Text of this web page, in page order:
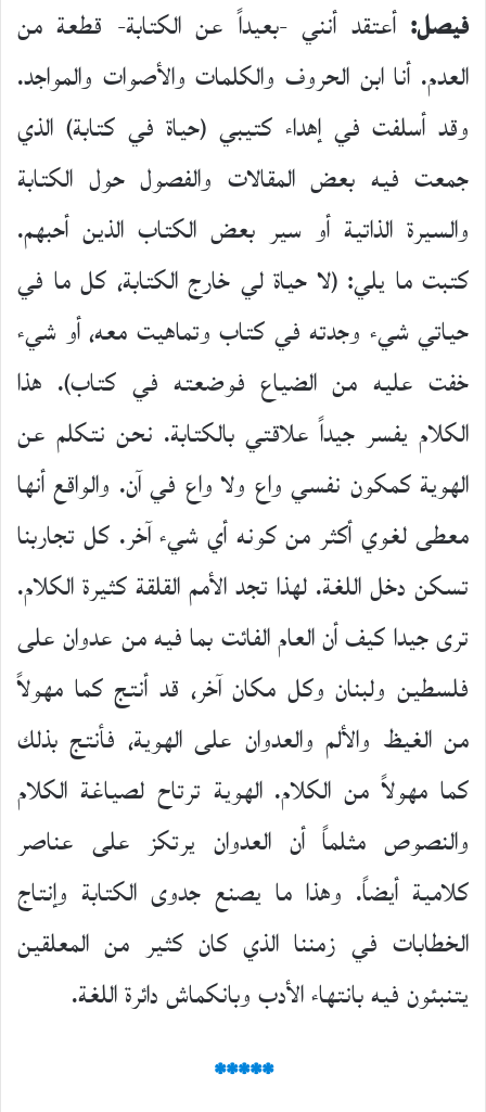
فيصل: أعتقد أنني -بعيداً عن الكتابة- قطعة من
العدم. أنا ابن الحروف والكلمات والأصوات والمواجد.
وقد أسلفت في إهداء كتيبي (حياة في كتابة) الذي
جمعت فيه بعض المقالات والفصول حول الكتابة
والسيرة الذاتية أو سير بعض الكتاب الذين أحبهم.
كتبت ما يلي: (لا حياة لي خارج الكتابة، كل ما في
حياتي شيء وجدته في كتاب وتماهيت معه، أو شيء
خفت عليه من الضياع فوضعته في كتاب). هذا
الكلام يفسر جيداً علاقتي بالكتابة. نحن نتكلم عن
الهوية كمكون نفسي واع ولا واع في آن. والواقع أنها
معطى لغوي أكثر من كونه أي شيء آخر. كل تجاربنا
تسكن دخل اللغة. لهذا تجد الأمم القلقة كثيرة الكلام.
ترى جيدا كيف أن العام الفائت بما فيه من عدوان على
فلسطين ولبنان وكل مكان آخر، قد أنتج كما مهولاً
من الغيظ والألم والعدوان على الهوية، فأنتج بذلك
كما مهولاً من الكلام. الهوية ترتاح لصياغة الكلام
والنصوص مثلماً أن العدوان يرتكز على عناصر
كلامية أيضاً. وهذا ما يصنع جدوى الكتابة وإنتاج
الخطابات في زمننا الذي كان كثير من المعلقين
يتنبئون فيه بانتهاء الأدب وبانكماش دائرة اللغة.
*****